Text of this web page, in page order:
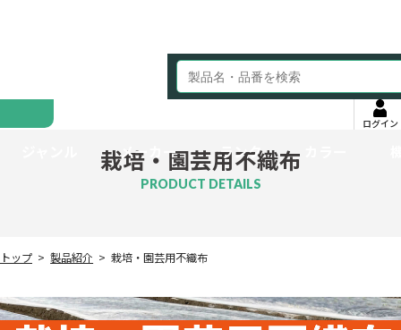
ログイン
メーカー ランク
栽培・園芸用不織布
PRODUCT DETAILS
トップ 製品紹介 栽培・園芸用不織布